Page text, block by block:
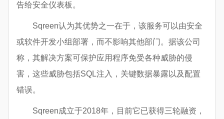
告给安全仪表板。
Sqreen认为其优势之一在于，该服务可以由安全
或软件开发小组部署，而不影响其他部门。据该公司
称，其解决方案可保护应用程序免受各种威胁的侵
害，这些威胁包括SQL注入，关键数据暴露以及配置
错误。
Sqreen成立于2018年，目前它已获得三轮融资，